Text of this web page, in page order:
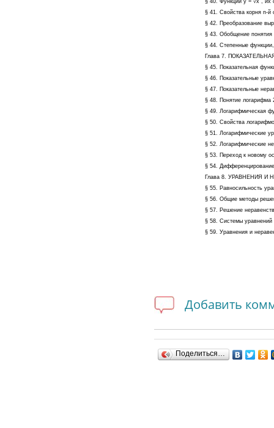
§ 40. Функции y = √х , их
§ 41. Свойства корня n-й
§ 42. Преобразование
§ 43. Обобщение понятия
§ 44. Степенные
Глава 7.
§ 45. Показательная
§ 46. Показательные
§ 47. Показательные
§ 48. Понятие логарифма
§ 49. Логарифмическая
§ 50. Свойства
§ 51. Логарифмические
§ 52. Логарифмические
§ 53. Переход к новому
§ 54.
Глава 8. УРАВНЕНИЯ
§ 55. Равносильность
§ 56. Общие методы
§ 57. Решение
§ 58. Системы
§ 59. Уравнения и
Добавить
Поделиться…